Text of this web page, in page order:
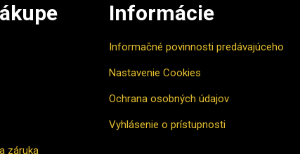
záruka
Informácie
Informačné povinnosti predávajúceho
Nastavenie Cookies
Ochrana osobných údajov
Vyhlásenie o prístupnosti